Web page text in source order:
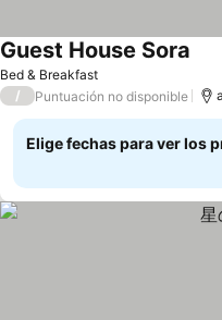
Bed & Breakfast
Guest House Sora
/ Puntuación no disponible
Elige fechas para ver los